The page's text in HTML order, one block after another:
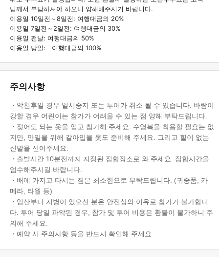
님께서 부담하셔야 하오니 양해해주시기 바랍니다.
이용일 10일전～8일전: 여행대금의 20%
이용일 7일전～2일전: 여행대금의 30%
이용일 전날: 여행대금의 50%
이용일 당일: 여행대금의 100%
주의사항
・악천후일 경우 일시중지 또는 투어가 취소 될 수 있습니다. 바람이
강할 경우 어린이는 참가가 어려울 수 있는 점 양해 부탁드립니다.
・젖어도 되는 옷을 입고 참가해 주세요. 수영복을 착용할 필요는 없
지만, 만일을 위해 갈아입을 옷도 준비해 주세요. 그리고 힐이 없는
신발을 신어주세요.
・출발시간 10분전까지 지정된 집합장소로 와 주세요. 집합시간을
엄수해주시길 바랍니다.
・배에 가지고 타시는 짐은 최소한으로 부탁드립니다. (귀중품, 카
메라, 타월 등)
・임산부나 지병이 있으신 분은 안전상의 이유로 참가가 불가합니
다. 투어 당일 파악된 경우, 참가 및 투어 비용은 환불이 불가하니 주
의해 주세요.
・예약 시 주의사항 등을 반드시 확인해 주세요.